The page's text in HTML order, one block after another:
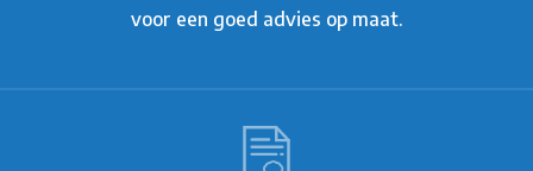
voor een goed advies op maat.